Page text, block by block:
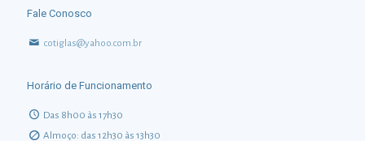
Fale Conosco
cotiglas@yahoo.com.br
Horário de Funcionamento
Das 8h00 às 17h30
Almoço: das 12h30 às 13h30